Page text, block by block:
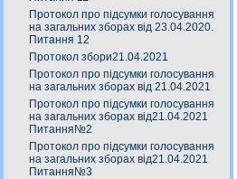
Протокол про підсумки голосування
на загальних зборах від 23.04.2020.
Питання 12
Протокол збори21.04.2021
Протокол про підсумки голосування
на загальних зборах від 21.04.2021
Протокол про підсумки голосування
на загальних зборах від21.04.2021
Питання№2
Протокол про підсумки голосування
на загальних зборах від21.04.2021
Питання№3